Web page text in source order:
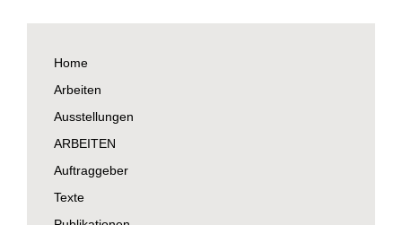
Home
Arbeiten
Ausstellungen
ARBEITEN
Auftraggeber
Texte